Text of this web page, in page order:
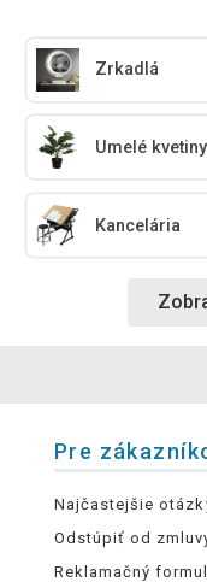
Zrkadlá
Umelé kvetiny
Kancelária
Pre
Najčastejšie
Odstúpiť od
Reklamačný